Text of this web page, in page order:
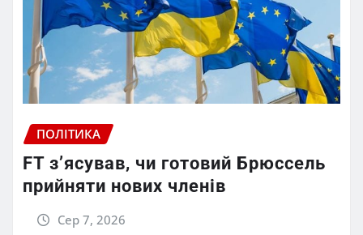
ПОЛІТИКА
FT зʼясував, чи готовий Брюссель
прийняти нових членів
Сер 7, 2026